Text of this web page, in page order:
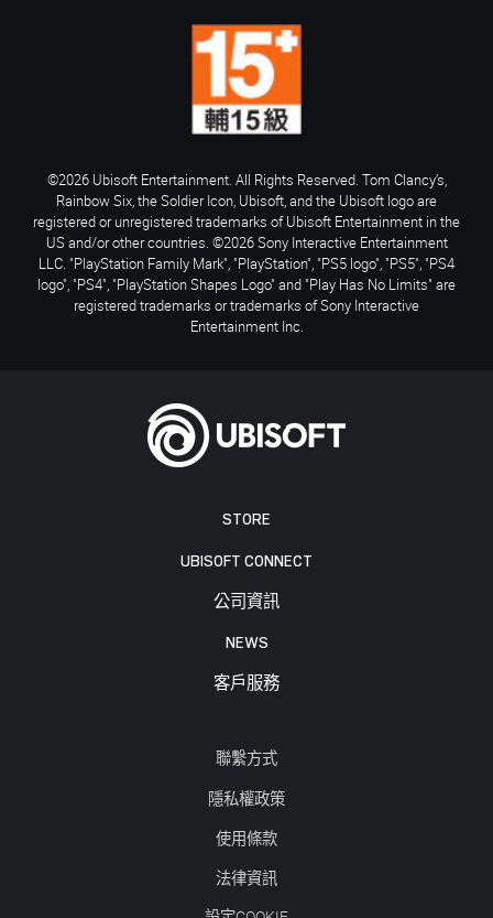
STORE
UBISOFT CONNECT
公司資訊
NEWS
客戶服務
聯繫方式
隱私權政策
使用條款
法律資訊
©2026 Ubisoft Entertainment. All Rights Reserved. Tom Clancy’s,
Rainbow Six, the Soldier Icon, Ubisoft, and the Ubisoft logo are
registered or unregistered trademarks of Ubisoft Entertainment in the
US and/or other countries. ©2026 Sony Interactive Entertainment
LLC. "PlayStation Family Mark", "PlayStation", "PS5 logo", "PS5", "PS4
logo", "PS4", "PlayStation Shapes Logo" and "Play Has No Limits" are
registered trademarks or trademarks of Sony Interactive
Entertainment Inc.